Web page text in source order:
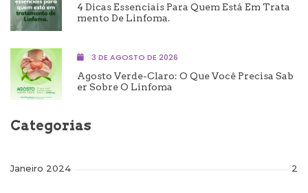
4 Dicas Essenciais Para Quem Está Em Trata
Mento De Linfoma.
3 DE AGOSTO DE 2026
Agosto Verde-Claro: O Que Você Precisa Sab
Er Sobre O Linfoma
Categorias
Janeiro 2024 2